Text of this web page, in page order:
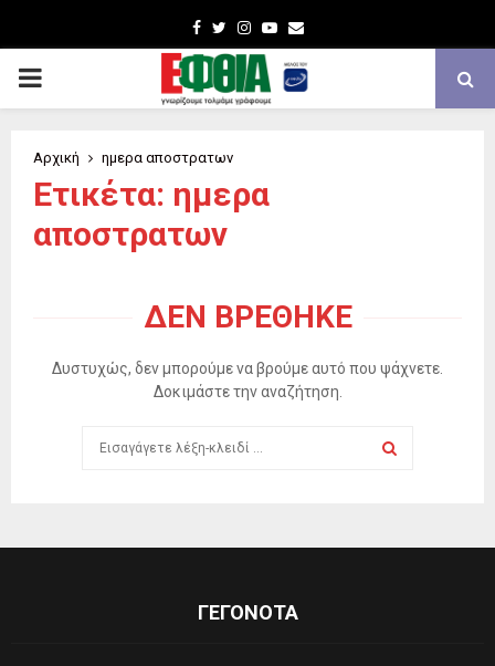
Facebook
TwitterInstagram
Youtube
Email
PRIMARY
Αρχική ημερα αποστρατων
Ετικέτα: ημερα
αποστρατων
ΔΕΝ ΒΡΈΘΗΚΕ
Δυστυχώς, δεν μπορούμε να βρούμε αυτό που ψάχνετε.
Δοκιμάστε την αναζήτηση.
ΓΕΓΟΝΟΤΑ